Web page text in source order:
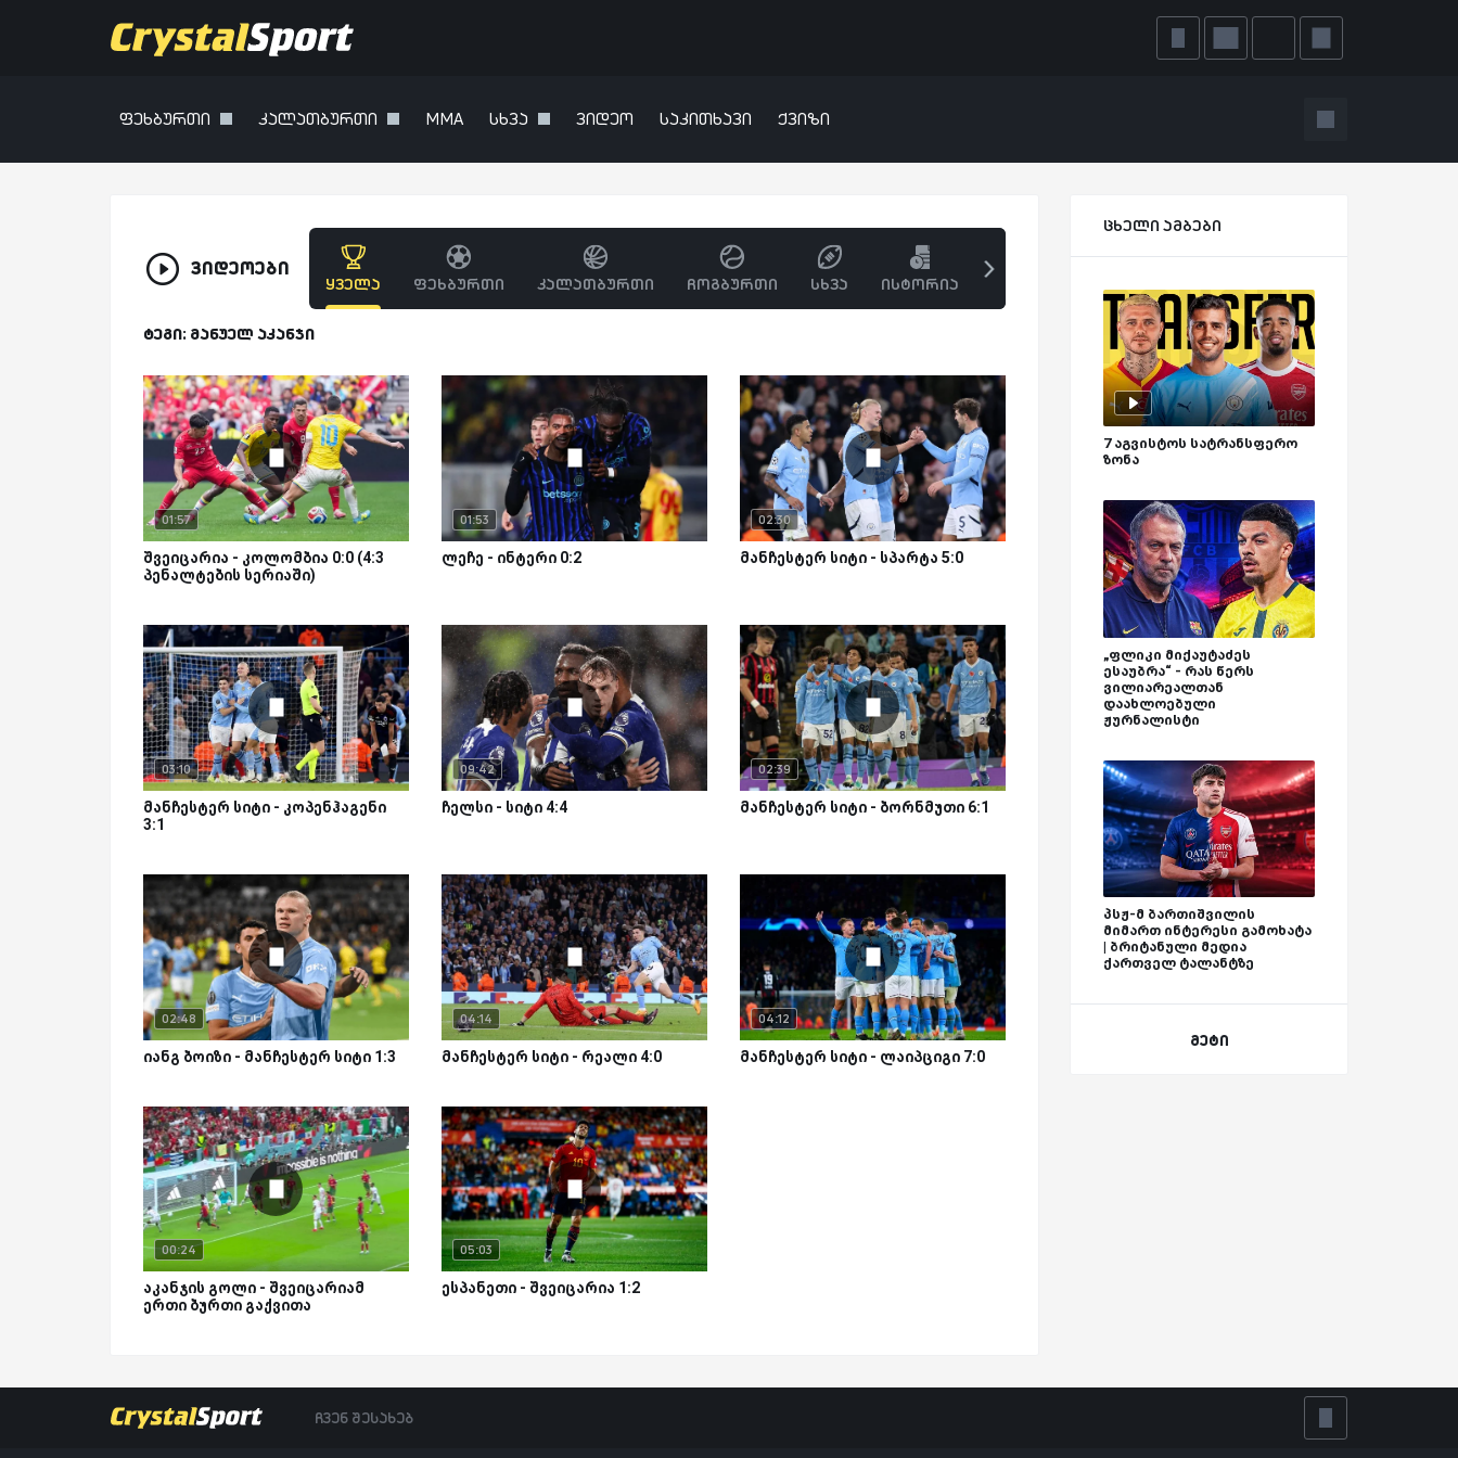
ფეხბურთი კალათბურთი MMA სხვა ვიდეო საკითხავი ქვიზი
ვიდეოები
ყველა ფეხბურთი კალათბურთი ჩოგბურთი სხვა ისტორია
ტეგი: მანუელ აკანჯი
01:57
შვეიცარია - კოლომბია 0:0 (4:3
პენალტების სერიაში)
01:53
ლეჩე - ინტერი 0:2
02:30
მანჩესტერ სიტი - სპარტა 5:0
03:10
მანჩესტერ სიტი - კოპენჰაგენი
3:1
09:42
ჩელსი - სიტი 4:4
02:39
მანჩესტერ სიტი - ბორნმუთი 6:1
02:48
იანგ ბოიზი - მანჩესტერ სიტი 1:3
04:14
მანჩესტერ სიტი - რეალი 4:0
04:12
მანჩესტერ სიტი - ლაიპციგი 7:0
00:24
აკანჯის გოლი - შვეიცარიამ
ერთი ბურთი გაქვითა
05:03
ესპანეთი - შვეიცარია 1:2
ცხელი ამბები
7 აგვისტოს სატრანსფერო
ზონა
„ფლიკი მიქაუტაძეს
ესაუბრა“ - რას წერს
ვილიარეალთან
დაახლოებული
ჟურნალისტი
პსჟ-მ ბართიშვილის
მიმართ ინტერესი გამოხატა
| ბრიტანული მედია
ქართველ ტალანტზე
მეტი
ჩვენ შესახებ